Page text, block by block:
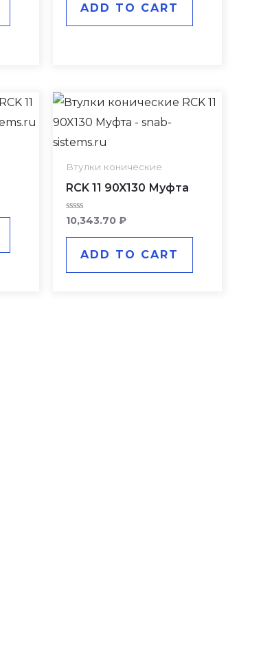
ADD TO CART
Втулки конические
RCK 11 90X130 Муфта
Rated
out
10,343.70 ₽
ADD TO CART